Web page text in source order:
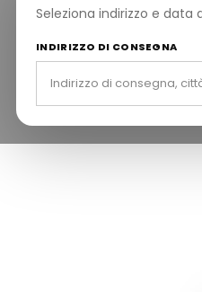
Seleziona indirizzo e
INDIRIZZO DI CONSEGNA